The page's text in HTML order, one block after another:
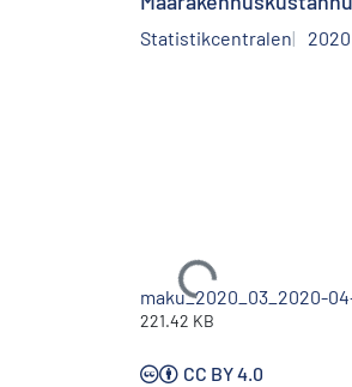
Statistikcentralen 2020
Ladataan...
maku_2020_03_2020-
221.42 KB
CC BY 4.0